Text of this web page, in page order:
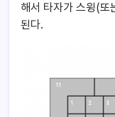
해서 타자가 스윙(또
된다.